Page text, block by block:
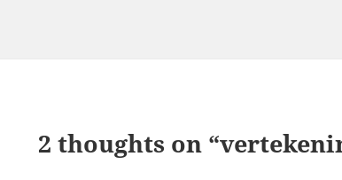
2 thoughts on